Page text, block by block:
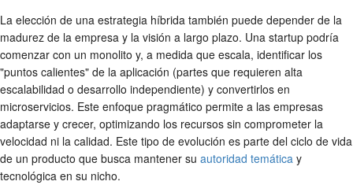
La elección de una estrategia híbrida también puede depender de la
madurez de la empresa y la visión a largo plazo. Una startup podría
comenzar con un monolito y, a medida que escala, identificar los
"puntos calientes" de la aplicación (partes que requieren alta
escalabilidad o desarrollo independiente) y convertirlos en
microservicios. Este enfoque pragmático permite a las empresas
adaptarse y crecer, optimizando los recursos sin comprometer la
velocidad ni la calidad. Este tipo de evolución es parte del ciclo de vida
de un producto que busca mantener su autoridad temática y
tecnológica en su nicho.